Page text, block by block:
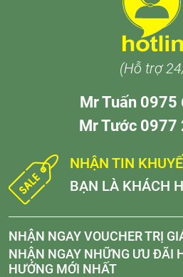
(Hỗ trợ
Mr Tuấn 0975
Mr Tước 0977
NHẬN TIN
BẠN LÀ KHÁCH
NHẬN NGAY VOUCHER TRỊ
NHẬN NGAY NHỮNG ƯU ĐÃI
HƯỚNG MỚI NHẤT